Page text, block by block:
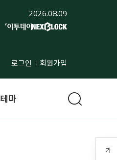
2026.08.09
로그인 회원가입
가
테마